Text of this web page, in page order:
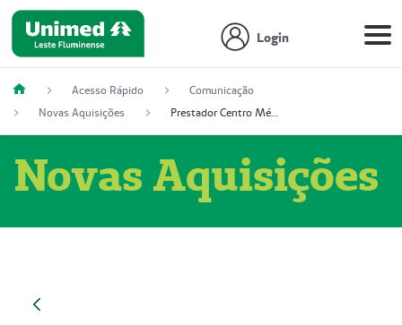
Login
Acesso Rápido
Comunicação
Novas Aquisições
Prestador Centro Médico Vitória Ltda, 51004350-4: Centro Médico Vitória Ltda (Nome Fantasia: Policlínica Master)
Novas Aquisições